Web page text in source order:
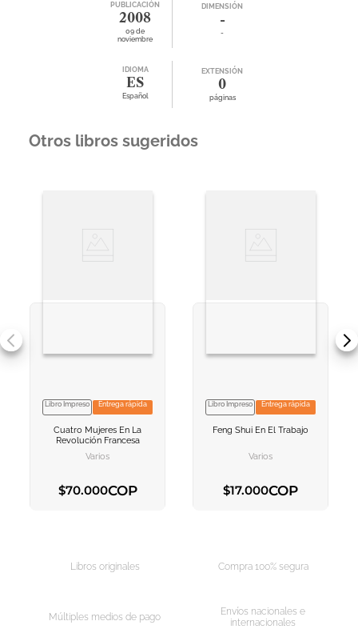
PUBLICACIÓN
2008
09 de
noviembre
DIMENSIÓN
-
-
IDIOMA
ES
Español
EXTENSIÓN
0
páginas
Otros libros sugeridos
VER INFORMACION
AGREGAR AL
Libro Impreso Entrega rápida
Cuatro Mujeres En La
Revolución Francesa
Varios
$70.000COP
VER INFORMACION
Libro Impreso Entrega rápida
Feng Shui En El Trabajo
Varios
$17.000COP
Libros originales Compra 100% segura
Múltiples medios de pago
Envíos nacionales e
internacionales